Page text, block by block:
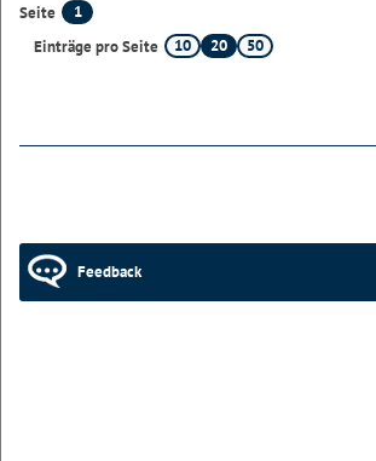
Seite
1
Einträge pro Seite
10 20 50
Feedback